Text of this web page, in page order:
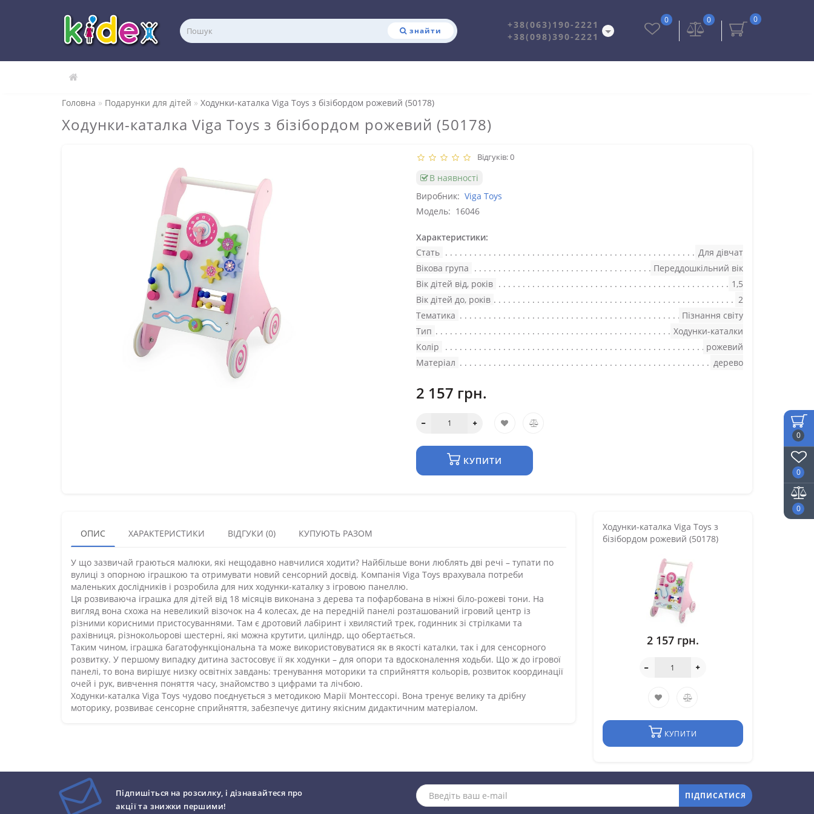
0
0
0
знайти
+38(063)190-2221
+38(098)390-2221
0
0
0
Головна Подарунки для дітей Ходунки-каталка Viga Toys з бізібордом рожевий (50178)
Ходунки-каталка Viga Toys з бізібордом рожевий (50178)
Відгуків: 0
В наявності
Виробник: Viga Toys
Модель: 16046
Характеристики:
Стать
Для дівчат
Вікова група
Переддошкільний вік
Вік дітей від, років
1,5
Вік дітей до, років
2
Тематика
Пізнання світу
Тип
Ходунки-каталки
Колір
рожевий
Матеріал
дерево
2 157 грн.
КУПИТИ
ОПИС ХАРАКТЕРИСТИКИ ВІДГУКИ (0) КУПУЮТЬ РАЗОМ
У що зазвичай граються малюки, які нещодавно навчилися ходити? Найбільше вони люблять дві речі – тупати по
вулиці з опорною іграшкою та отримувати новий сенсорний досвід. Компанія Viga Toys врахувала потреби
маленьких дослідників і розробила для них ходунки-каталку з ігровою панеллю.
Ця розвиваюча іграшка для дітей від 18 місяців виконана з дерева та пофарбована в ніжні біло-рожеві тони. На
вигляд вона схожа на невеликий візочок на 4 колесах, де на передній панелі розташований ігровий центр із
різними корисними пристосуваннями. Там є дротовий лабіринт і хвилястий трек, годинник зі стрілками та
рахівниця, різнокольорові шестерні, які можна крутити, циліндр, що обертається.
Таким чином, іграшка багатофункціональна та може використовуватися як в якості каталки, так і для сенсорного
розвитку. У першому випадку дитина застосовує її як ходунки – для опори та вдосконалення ходьби. Що ж до ігрової
панелі, то вона вирішує низку освітніх завдань: тренування моторики та сприйняття кольорів, розвиток координації
очей і рук, вивчення поняття часу, знайомство з цифрами та лічбою.
Ходунки-каталка Viga Toys чудово поєднується з методикою Марії Монтессорі. Вона тренує велику та дрібну
моторику, розвиває сенсорне сприйняття, забезпечує дитину якісним дидактичним матеріалом.
Ходунки-каталка Viga Toys з
бізібордом рожевий (50178)
2 157 грн.
КУПИТИ
Підпишіться на розсилку, і дізнавайтеся про
акції та знижки першими!
ПІДПИСАТИСЯ